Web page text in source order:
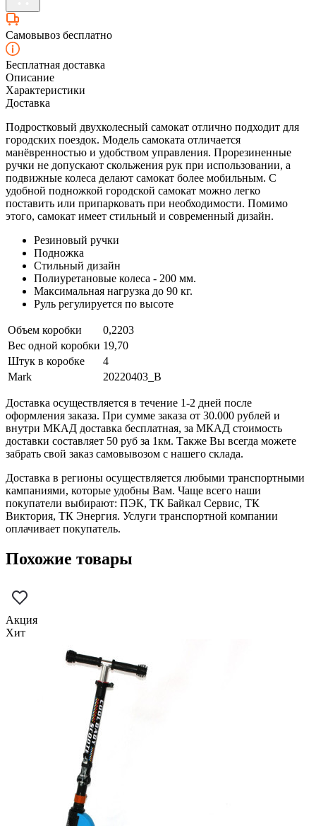
Самовывоз бесплатно
Бесплатная доставка
Описание
Характеристики
Доставка
Подростковый двухколесный самокат отлично подходит для
городских поездок. Модель самоката отличается
манёвренностью и удобством управления. Прорезиненные
ручки не допускают скольжения рук при использовании, а
подвижные колеса делают самокат более мобильным. С
удобной подножкой городской самокат можно легко
поставить или припарковать при необходимости. Помимо
этого, самокат имеет стильный и современный дизайн.
Резиновый ручки
Подножка
Стильный дизайн
Полиуретановые колеса - 200 мм.
Максимальная нагрузка до 90 кг.
Руль регулируется по высоте
Объем коробки
0,2203
Вес одной коробки 19,70
Штук в коробке
4
Mark
20220403_B
Доставка осуществляется в течение 1-2 дней после
оформления заказа. При сумме заказа от 30.000 рублей и
внутри МКАД доставка бесплатная, за МКАД стоимость
доставки составляет 50 руб за 1км. Также Вы всегда можете
забрать свой заказ самовывозом с нашего склада.
Доставка в регионы осуществляется любыми транспортными
кампаниями, которые удобны Вам. Чаще всего наши
покупатели выбирают: ПЭК, ТК Байкал Сервис, ТК
Виктория, ТК Энергия. Услуги транспортной компании
оплачивает покупатель.
Похожие товары
Акция
Хит